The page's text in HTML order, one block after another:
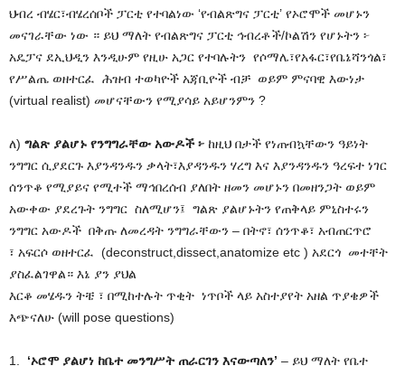
ህብረ ብሄር፣ብሄረሰቦች ፓርቲ የተባልነው ‘የብልጽግና ፓርቲ’ የኦሮሞች መሆኑን
መናገራቸው ነው ። ይህ ማለት የብልጽግና ፓርቲ ኅብረቶች/ኮልሽን የሆኑትን ፦
አዴፓና ደኢህዲን እንዲሁም የዚሁ አጋር የተባሉትን የሶማሌ፣የአፋር፣የቤኔሻንጎል፣
የሥልጤ ወዘተርፈ ሕዝብ ተወካዮች አጃቢዮች ብቻ ወይም ምናባዊ እውነታ
(virtual realist) መሆናቸውን የሚያሳይ አይሆንምን ?
ለ) ግልጽ ያልሆኑ የንግግራቸው አውዶች ፦ ከዚህ በታች የነጠብኳቸውን ዓይነት
ንግግር ሲያደርጉ እያንዳንዱን ቃላት፣እያዳንዱን ሃረግ እና እያንዳንዱን ዓረፍተ ነገር
ሰንጥቆ የሚያይና የሚተች ማኅበረሰብ ያለበት ዘመን መሆኑን በመዘንጋት ወይም
አውቀው ያደረጉት ንግግር ስለሚሆን፤ ግልጽ ያልሆኑትን የጠቅላይ ምኒስተሩን
ንግግር አውዶች በቅጡ ለመረዳት ንግግራቸውን – በትኖ፣ ሰንጥቆ፣ አብጠርጥሮ
፣ አፍርሶ ወዘተርፈ (deconstruct,dissect,anatomize etc ) አደርጎ መተቸት
ያስፈልገዋል። እኔ ያን ያህል
እርቆ መሄዱን ትቼ ፣ በሚከተሉት ጥቂት ነጥቦች ላይ አስተያየት አዘል ጥያቄዎች
እጭናለሁ (will pose questions)
1. ‘ኦሮሞ ያልሆነ ከቤተ መንግሥት ጠራርገን እናውጣለን’ – ይህ ማለት የቤተ